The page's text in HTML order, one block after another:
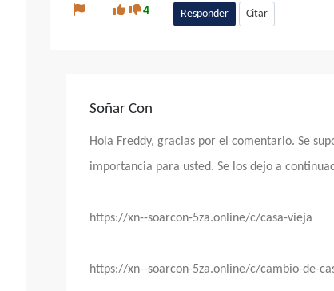
4 Responder Citar
Soñar Con
Hola Freddy, gracias por el comentario. Se
importancia para usted. Se los dejo a
https://xn--soarcon-5za.online/c/casa-vieja
https://xn--soarcon-5za.online/c/cambio-de-